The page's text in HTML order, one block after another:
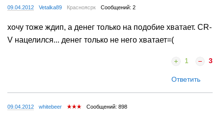
09.04.2012 Vetalka89 Красноясрк Сообщений: 2
хочу тоже ждип, а денег только на подобие хватает. CR-
V нацелился... денег только не него хватает=(
1 3
Ответить
09.04.2012 whitebeer Сообщений: 898